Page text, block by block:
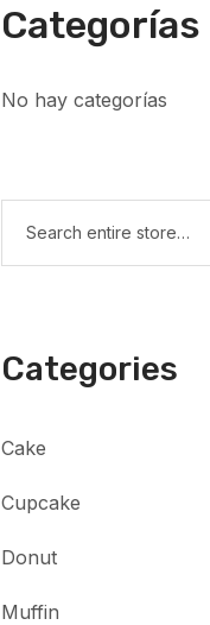
Categorías
No hay categorías
Categories
Cake
Cupcake
Donut
Muffin